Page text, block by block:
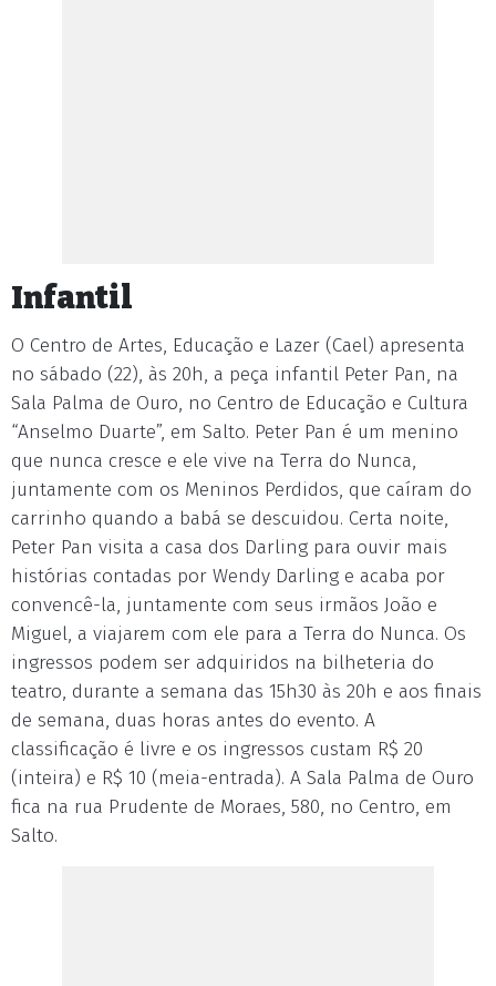
Infantil
O Centro de Artes, Educação e Lazer (Cael) apresenta
no sábado (22), às 20h, a peça infantil Peter Pan, na
Sala Palma de Ouro, no Centro de Educação e Cultura
“Anselmo Duarte”, em Salto. Peter Pan é um menino
que nunca cresce e ele vive na Terra do Nunca,
juntamente com os Meninos Perdidos, que caíram do
carrinho quando a babá se descuidou. Certa noite,
Peter Pan visita a casa dos Darling para ouvir mais
histórias contadas por Wendy Darling e acaba por
convencê-la, juntamente com seus irmãos João e
Miguel, a viajarem com ele para a Terra do Nunca. Os
ingressos podem ser adquiridos na bilheteria do
teatro, durante a semana das 15h30 às 20h e aos finais
de semana, duas horas antes do evento. A
classificação é livre e os ingressos custam R$ 20
(inteira) e R$ 10 (meia-entrada). A Sala Palma de Ouro
fica na rua Prudente de Moraes, 580, no Centro, em
Salto.